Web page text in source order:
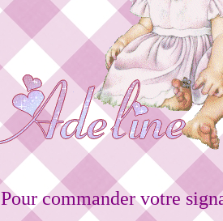
Pour commander votre